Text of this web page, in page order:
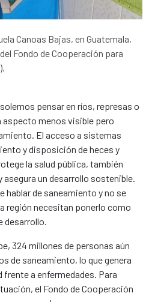
Canoas Bajas, en Guatemala,
Fondo de Cooperación para
pensar en ríos, represas o
aspecto menos visible pero
El acceso a sistemas
y disposición de heces y
la salud pública, también
un desarrollo sostenible.
hablar de saneamiento y no se
región necesitan ponerlo como
desarrollo.
324 millones de personas aún
de saneamiento, lo que genera
frente a enfermedades. Para
el Fondo de Cooperación